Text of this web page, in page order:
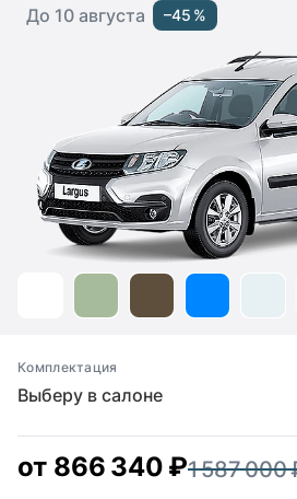
До 10 августа –45 %
Выберу в салоне
Комплектация
от 866 340 ₽1 587 000